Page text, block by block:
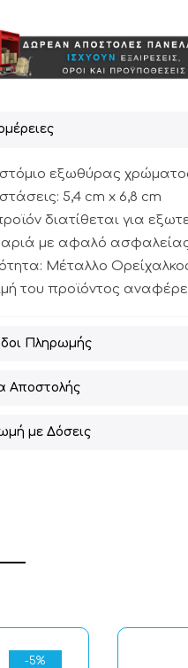
εξωθύρας
5,4 cm x 6,8 cm
διατίθεται για
με αφαλό
Μέταλλο
του προϊόντος
Πληρωμής
Αποστολής
με Δόσεις
-5%